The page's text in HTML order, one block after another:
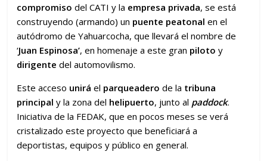
compromiso del CATI y la empresa privada, se está
construyendo (armando) un puente peatonal en el
autódromo de Yahuarcocha, que llevará el nombre de
‘Juan Espinosa’, en homenaje a este gran piloto y
dirigente del automovilismo.
Este acceso unirá el parqueadero de la tribuna
principal y la zona del helipuerto, junto al paddock.
Iniciativa de la FEDAK, que en pocos meses se verá
cristalizado este proyecto que beneficiará a
deportistas, equipos y público en general.